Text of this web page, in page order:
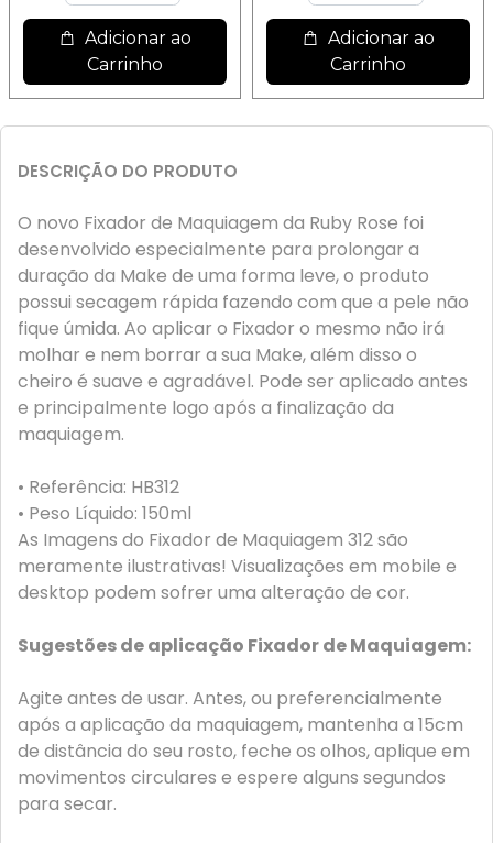
Adicionar ao
Carrinho
Adicionar ao
Carrinho
DESCRIÇÃO DO PRODUTO
O novo Fixador de Maquiagem da Ruby Rose foi
desenvolvido especialmente para prolongar a
duração da Make de uma forma leve, o produto
possui secagem rápida fazendo com que a pele não
fique úmida. Ao aplicar o Fixador o mesmo não irá
molhar e nem borrar a sua Make, além disso o
cheiro é suave e agradável. Pode ser aplicado antes
e principalmente logo após a finalização da
maquiagem.
• Referência: HB312
• Peso Líquido: 150ml
As Imagens do Fixador de Maquiagem 312 são
meramente ilustrativas! Visualizações em mobile e
desktop podem sofrer uma alteração de cor.
Sugestões de aplicação Fixador de Maquiagem:
Agite antes de usar. Antes, ou preferencialmente
após a aplicação da maquiagem, mantenha a 15cm
de distância do seu rosto, feche os olhos, aplique em
movimentos circulares e espere alguns segundos
para secar.